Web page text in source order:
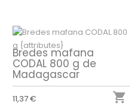
Bredes mafana
CODAL 800 g de
Madagascar
11,37 € 